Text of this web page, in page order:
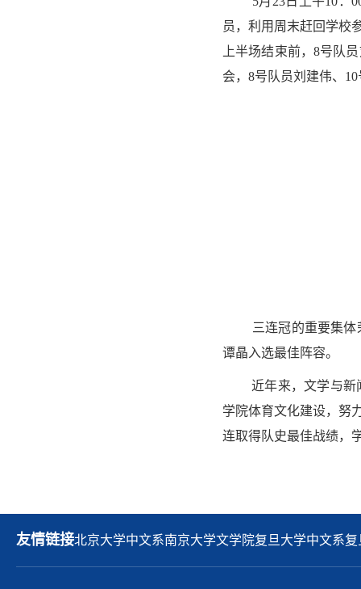
员，利用周末赶回学校
上半场结束前，8号队
会，8号队员刘建伟、
三连冠的重要集
谭晶入选最佳阵容。
近年来，文学与新
学院体育文化建设，努
连取得队史最佳战绩，
友情链接北京大学中文系南京大学文学院复旦大学中文系复